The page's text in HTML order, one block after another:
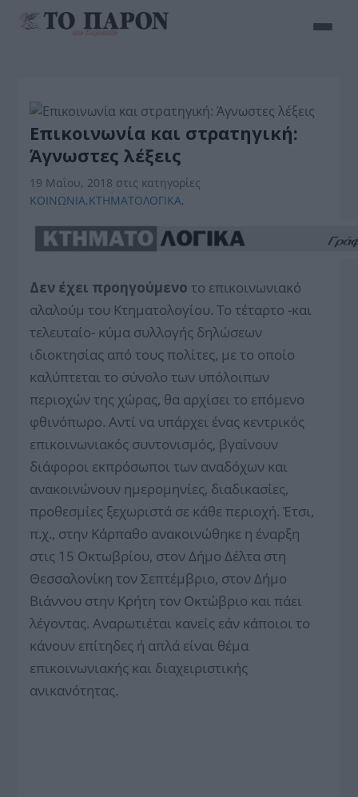
Επικοινωνία και στρατηγική:
Άγνωστες λέξεις
19 Μαΐου, 2018 στις κατηγορίες
ΚΟΙΝΩΝΙΑ,ΚΤΗΜΑΤΟΛΟΓΙΚΑ,
Δεν έχει προηγούμενο το επικοινωνιακό
αλαλούμ του Κτηματολογίου. Το τέταρτο -και
τελευταίο- κύμα συλλογής δηλώσεων
ιδιοκτησίας από τους πολίτες, με το οποίο
καλύπτεται το σύνολο των υπόλοιπων
περιοχών της χώρας, θα αρχίσει το επόμενο
φθινόπωρο. Αντί να υπάρχει ένας κεντρικός
επικοινωνιακός συντονισμός, βγαίνουν
διάφοροι εκπρόσωποι των αναδόχων και
ανακοινώνουν ημερομηνίες, διαδικασίες,
προθεσμίες ξεχωριστά σε κάθε περιοχή. Έτσι,
π.χ., στην Κάρπαθο ανακοινώθηκε η έναρξη
στις 15 Οκτωβρίου, στον Δήμο Δέλτα στη
Θεσσαλονίκη τον Σεπτέμβριο, στον Δήμο
Βιάννου στην Κρήτη τον Οκτώβριο και πάει
λέγοντας. Αναρωτιέται κανείς εάν κάποιοι το
κάνουν επίτηδες ή απλά είναι θέμα
επικοινωνιακής και διαχειριστικής
ανικανότητας.